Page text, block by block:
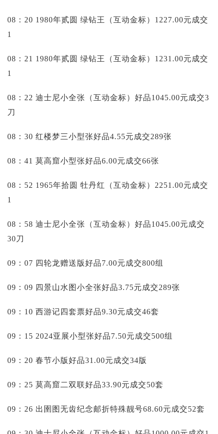
08：20 1980年贰圆 绿钻王（互动金标）1227.00元成交
1
08：21 1980年贰圆 绿钻王（互动金标）1231.00元成交
1
08：22 迪士尼小全张（互动金标）好品1045.00元成交3
刀
08：30 红楼梦三小型张好品4.55元成交289张
08：41 莫高窟小型张好品6.00元成交66张
08：52 1965年拾圆 牡丹红（互动金标）2251.00元成交
1
08：58 迪士尼小全张（互动金标）好品1045.00元成交
30刀
09：07 四轮龙赠送版好品7.00元成交800组
09：09 四景山水图小全张好品3.75元成交289张
09：10 西游记四套票好品9.30元成交46套
09：15 2024亚展小型张好品7.50元成交500组
09：20 春节小版好品31.00元成交34版
09：25 莫高窟二双联好品33.90元成交50套
09：26 出圉图无齿纪念邮折特殊靓号68.60元成交52套